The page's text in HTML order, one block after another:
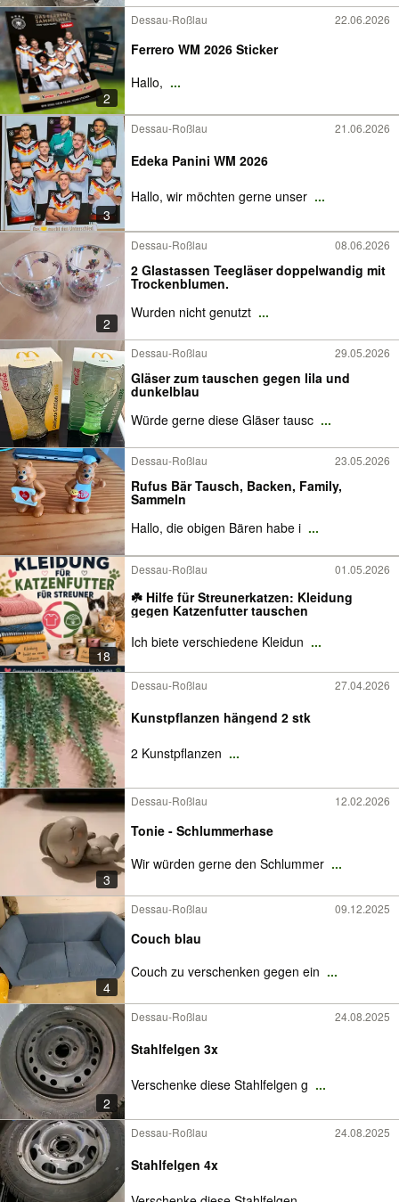
2
Dessau-Roßlau 22.06.2026
Ferrero WM 2026 Sticker
Hallo, ...
3
Dessau-Roßlau 21.06.2026
Edeka Panini WM 2026
Hallo, wir möchten gerne unser ...
2
Dessau-Roßlau 08.06.2026
2 Glastassen Teegläser doppelwandig mit
Trockenblumen.
Wurden nicht genutzt ...
Dessau-Roßlau 29.05.2026
Gläser zum tauschen gegen lila und
dunkelblau
Würde gerne diese Gläser tausc ...
Dessau-Roßlau 23.05.2026
Rufus Bär Tausch, Backen, Family,
Sammeln
Hallo, die obigen Bären habe i ...
18
Dessau-Roßlau 01.05.2026
☘️ Hilfe für Streunerkatzen: Kleidung
gegen Katzenfutter tauschen
Ich biete verschiedene Kleidun ...
Dessau-Roßlau 27.04.2026
Kunstpflanzen hängend 2 stk
2 Kunstpflanzen ...
3
Dessau-Roßlau 12.02.2026
Tonie - Schlummerhase
Wir würden gerne den Schlummer ...
4
Dessau-Roßlau 09.12.2025
Couch blau
Couch zu verschenken gegen ein ...
2
Dessau-Roßlau 24.08.2025
Stahlfelgen 3x
Verschenke diese Stahlfelgen g ...
Dessau-Roßlau 24.08.2025
Stahlfelgen 4x